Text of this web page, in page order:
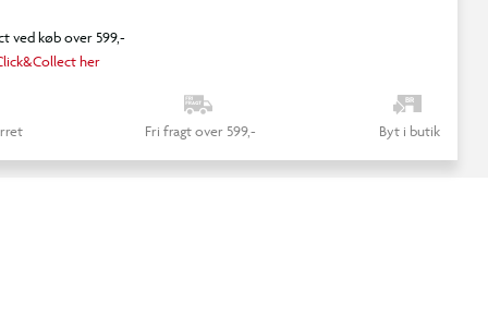
ved køb over 599,-
her
Fri fragt over 599,- Byt i butik